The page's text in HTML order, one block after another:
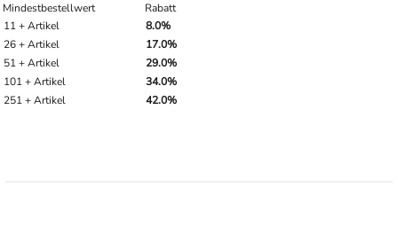
Mindestbestellwert
Rabatt
11 + Artikel
8.0%
26 + Artikel
17.0%
51 + Artikel
29.0%
101 + Artikel
34.0%
251 + Artikel
42.0%